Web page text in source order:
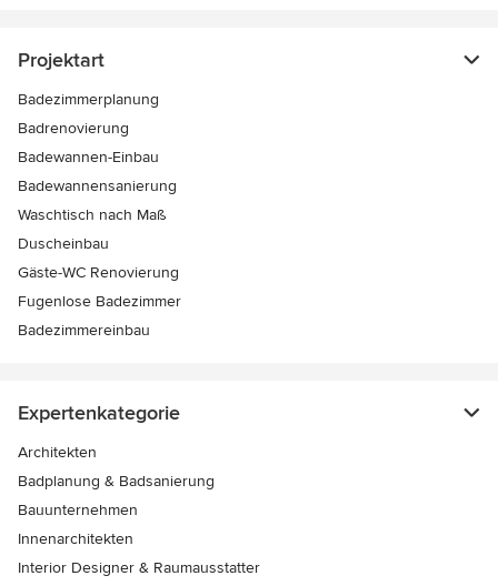
Projektart
Badezimmerplanung
Badrenovierung
Badewannen-Einbau
Badewannensanierung
Waschtisch nach Maß
Duscheinbau
Gäste-WC Renovierung
Fugenlose Badezimmer
Badezimmereinbau
Expertenkategorie
Architekten
Badplanung & Badsanierung
Bauunternehmen
Innenarchitekten
Interior Designer & Raumausstatter